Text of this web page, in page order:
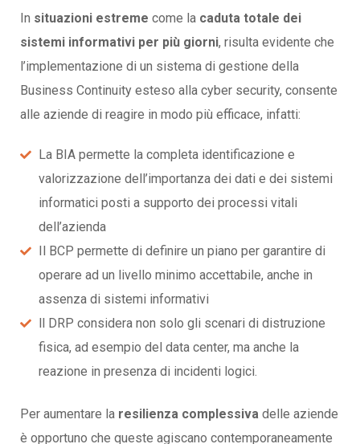
In situazioni estreme come la caduta totale dei
sistemi informativi per più giorni, risulta evidente che
l’implementazione di un sistema di gestione della
Business Continuity esteso alla cyber security, consente
alle aziende di reagire in modo più efficace, infatti:
La BIA permette la completa identificazione e
valorizzazione dell’importanza dei dati e dei sistemi
informatici posti a supporto dei processi vitali
dell’azienda
Il BCP permette di definire un piano per garantire di
operare ad un livello minimo accettabile, anche in
assenza di sistemi informativi
ll DRP considera non solo gli scenari di distruzione
fisica, ad esempio del data center, ma anche la
reazione in presenza di incidenti logici.
Per aumentare la resilienza complessiva delle aziende
è opportuno che queste agiscano contemporaneamente